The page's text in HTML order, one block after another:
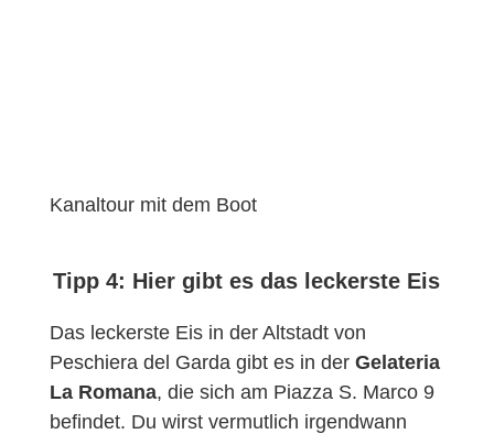
Kanaltour mit dem Boot
Tipp 4: Hier gibt es das leckerste Eis
Das leckerste Eis in der Altstadt von
Peschiera del Garda gibt es in der Gelateria
La Romana, die sich am Piazza S. Marco 9
befindet. Du wirst vermutlich irgendwann